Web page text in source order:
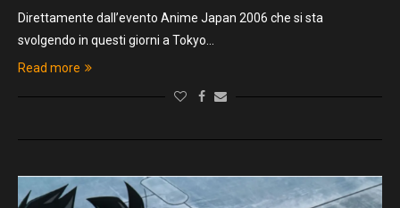
Direttamente dall’evento Anime Japan 2006 che si sta
svolgendo in questi giorni a Tokyo…
Read more